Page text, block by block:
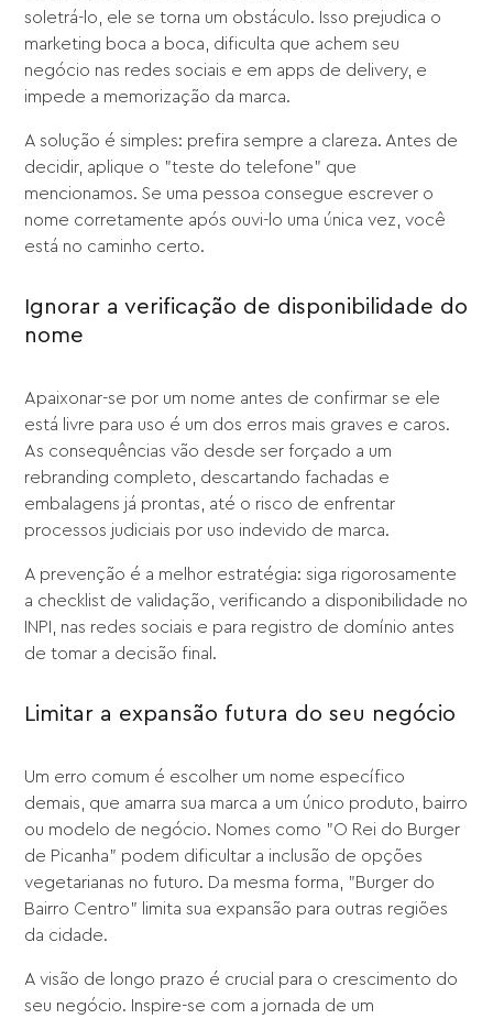
soletrá-lo, ele se torna um obstáculo. Isso prejudica o
marketing boca a boca, dificulta que achem seu
negócio nas redes sociais e em apps de delivery, e
impede a memorização da marca.
A solução é simples: prefira sempre a clareza. Antes de
decidir, aplique o "teste do telefone" que
mencionamos. Se uma pessoa consegue escrever o
nome corretamente após ouvi-lo uma única vez, você
está no caminho certo.
Ignorar a verificação de disponibilidade do
nome
Apaixonar-se por um nome antes de confirmar se ele
está livre para uso é um dos erros mais graves e caros.
As consequências vão desde ser forçado a um
rebranding completo, descartando fachadas e
embalagens já prontas, até o risco de enfrentar
processos judiciais por uso indevido de marca.
A prevenção é a melhor estratégia: siga rigorosamente
a checklist de validação, verificando a disponibilidade no
INPI, nas redes sociais e para registro de domínio antes
de tomar a decisão final.
Limitar a expansão futura do seu negócio
Um erro comum é escolher um nome específico
demais, que amarra sua marca a um único produto, bairro
ou modelo de negócio. Nomes como "O Rei do Burger
de Picanha" podem dificultar a inclusão de opções
vegetarianas no futuro. Da mesma forma, "Burger do
Bairro Centro" limita sua expansão para outras regiões
da cidade.
A visão de longo prazo é crucial para o crescimento do
seu negócio. Inspire-se com a jornada de um